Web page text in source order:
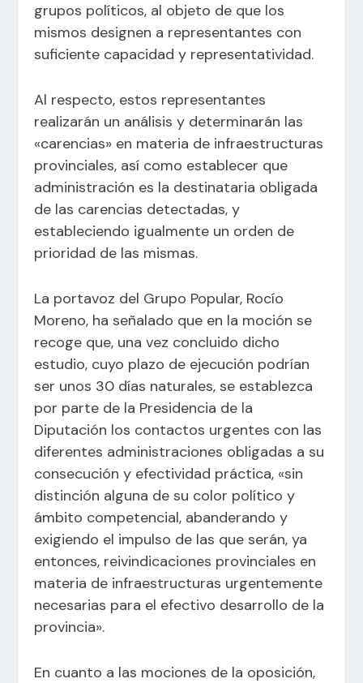
grupos políticos, al objeto de que los
mismos designen a representantes con
suficiente capacidad y representatividad.
Al respecto, estos representantes
realizarán un análisis y determinarán las
«carencias» en materia de infraestructuras
provinciales, así como establecer que
administración es la destinataria obligada
de las carencias detectadas, y
estableciendo igualmente un orden de
prioridad de las mismas.
La portavoz del Grupo Popular, Rocío
Moreno, ha señalado que en la moción se
recoge que, una vez concluido dicho
estudio, cuyo plazo de ejecución podrían
ser unos 30 días naturales, se establezca
por parte de la Presidencia de la
Diputación los contactos urgentes con las
diferentes administraciones obligadas a su
consecución y efectividad práctica, «sin
distinción alguna de su color político y
ámbito competencial, abanderando y
exigiendo el impulso de las que serán, ya
entonces, reivindicaciones provinciales en
materia de infraestructuras urgentemente
necesarias para el efectivo desarrollo de la
provincia».
En cuanto a las mociones de la oposición,